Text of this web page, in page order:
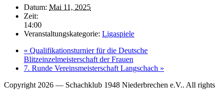
Datum: Mai 11, 2025
Zeit:
14:00
Veranstaltungskategorie: Ligaspiele
« Qualifikationsturnier für die Deutsche
Blitzeinzelmeisterschaft der Frauen
7. Runde Vereinsmeisterschaft Langschach »
Copyright 2026 — Schachklub 1948 Niederbrechen e.V.. All rights